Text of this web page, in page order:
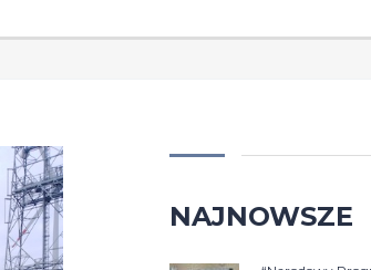
NAJNOWSZE